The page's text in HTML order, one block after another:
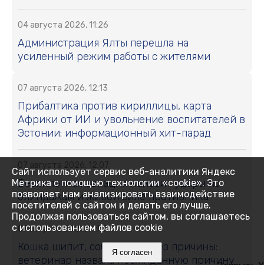
04 августа 2026, 11:26
Администрация Ялты перешла на
усиленный режим работы с жителями
07 августа 2026, 12:13
Прибалтика против кириллицы, карта
Африки от ИИ и увольнение воспитателей в
Эстонии: информационный хит-парад
Беспилотная авиация наносит удары по
блиндажам и живой силе противника
07 августа 2026, 11:55
Кошка шипит, собака лает без причины:
ветеринар назвала неожиданную причину
Сайт использует сервис веб-аналитики Яндекс
Метрика с помощью технологии «cookie». Это
позволяет нам анализировать взаимодействие
посетителей с сайтом и делать его лучше.
Продолжая пользоваться сайтом, вы соглашаетесь
с использованием файлов cookie
Я согласен